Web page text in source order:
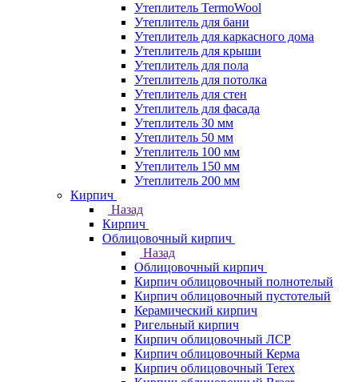
Утеплитель TermoWool
Утеплитель для бани
Утеплитель для каркасного дома
Утеплитель для крыши
Утеплитель для пола
Утеплитель для потолка
Утеплитель для стен
Утеплитель для фасада
Утеплитель 30 мм
Утеплитель 50 мм
Утеплитель 100 мм
Утеплитель 150 мм
Утеплитель 200 мм
Кирпич
Назад
Кирпич
Облицовочный кирпич
Назад
Облицовочный кирпич
Кирпич облицовочный полнотелый
Кирпич облицовочный пустотелый
Керамический кирпич
Ригельный кирпич
Кирпич облицовочный ЛСР
Кирпич облицовочный Керма
Кирпич облицовочный Terex